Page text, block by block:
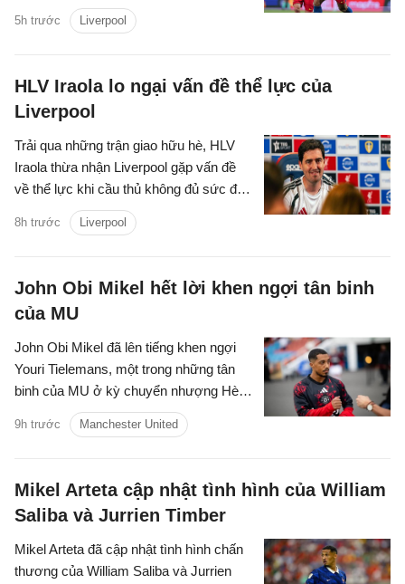
được chào đón.
5h trước Liverpool
HLV Iraola lo ngại vấn đề thể lực của
Liverpool
Trải qua những trận giao hữu hè, HLV
Iraola thừa nhận Liverpool gặp vấn đề
về thể lực khi cầu thủ không đủ sức đá
8h trước Liverpool
John Obi Mikel hết lời khen ngợi tân binh
của MU
John Obi Mikel đã lên tiếng khen ngợi
Youri Tielemans, một trong những tân
binh của MU ở kỳ chuyển nhượng Hè
9h trước Manchester United
Mikel Arteta cập nhật tình hình của William
Saliba và Jurrien Timber
Mikel Arteta đã cập nhật tình hình chấn
thương của William Saliba và Jurrien